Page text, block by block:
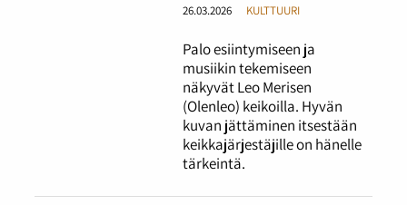
26.03.2026 KULTTUURI
Palo esiintymiseen ja
musiikin tekemiseen
näkyvät Leo Merisen
(Olenleo) keikoilla. Hyvän
kuvan jättäminen itsestään
keikkajärjestäjille on hänelle
tärkeintä.